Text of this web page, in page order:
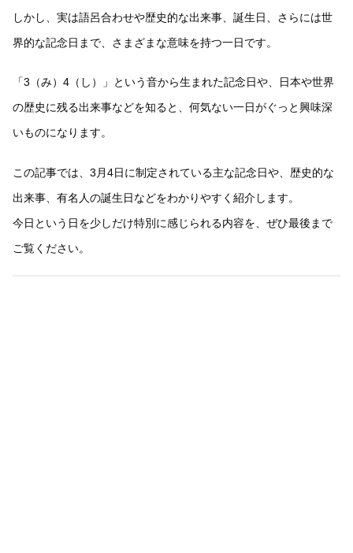
しかし、実は語呂合わせや歴史的な出来事、誕生日、さらには世
界的な記念日まで、さまざまな意味を持つ一日です。
「3（み）4（し）」という音から生まれた記念日や、日本や世界
の歴史に残る出来事などを知ると、何気ない一日がぐっと興味深
いものになります。
この記事では、3月4日に制定されている主な記念日や、歴史的な
出来事、有名人の誕生日などをわかりやすく紹介します。
今日という日を少しだけ特別に感じられる内容を、ぜひ最後まで
ご覧ください。